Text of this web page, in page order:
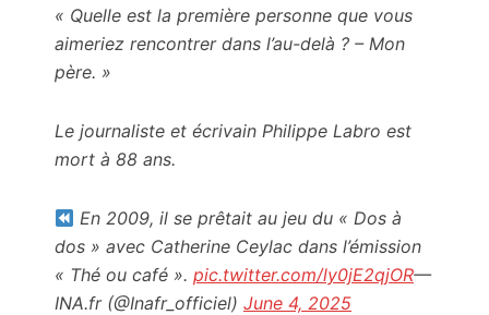
« Quelle est la première personne que vous
aimeriez rencontrer dans l’au-delà ? – Mon
père. »
Le journaliste et écrivain Philippe Labro est
mort à 88 ans.
En 2009, il se prêtait au jeu du « Dos à
dos » avec Catherine Ceylac dans l’émission
« Thé ou café ». pic.twitter.com/ly0jE2qjOR—
INA.fr (@Inafr_officiel) June 4, 2025